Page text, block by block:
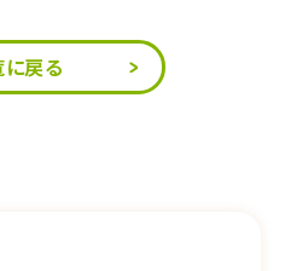
戻る